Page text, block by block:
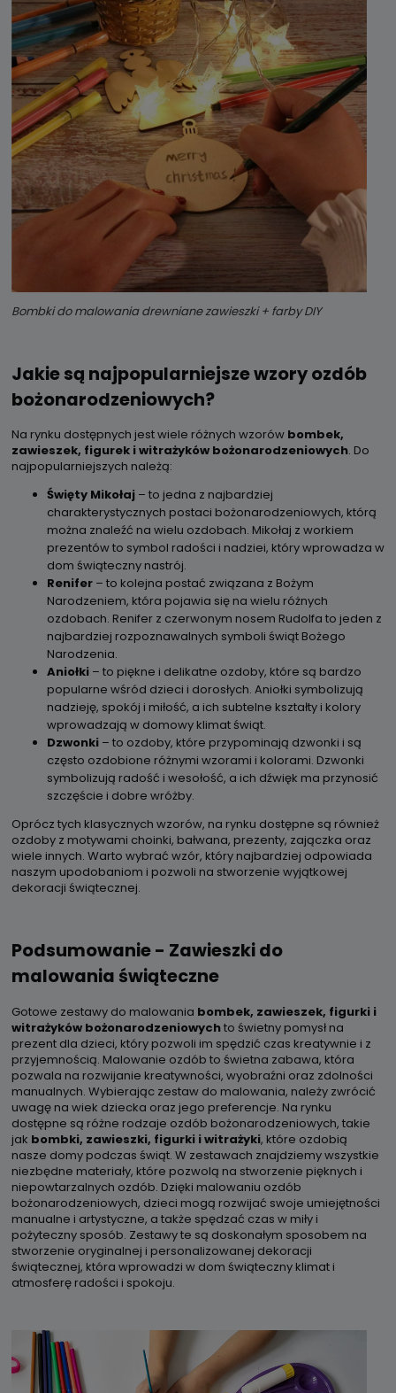
Bombki do malowania drewniane zawieszki + farby DIY
Jakie są najpopularniejsze wzory ozdób
bożonarodzeniowych?
Na rynku dostępnych jest wiele różnych wzorów bombek,
zawieszek, figurek i witrażyków bożonarodzeniowych. Do
najpopularniejszych należą:
Święty Mikołaj – to jedna z najbardziej
charakterystycznych postaci bożonarodzeniowych, którą
można znaleźć na wielu ozdobach. Mikołaj z workiem
prezentów to symbol radości i nadziei, który wprowadza w
dom świąteczny nastrój.
Renifer – to kolejna postać związana z Bożym
Narodzeniem, która pojawia się na wielu różnych
ozdobach. Renifer z czerwonym nosem Rudolfa to jeden z
najbardziej rozpoznawalnych symboli świąt Bożego
Narodzenia.
Aniołki – to piękne i delikatne ozdoby, które są bardzo
popularne wśród dzieci i dorosłych. Aniołki symbolizują
nadzieję, spokój i miłość, a ich subtelne kształty i kolory
wprowadzają w domowy klimat świąt.
Dzwonki – to ozdoby, które przypominają dzwonki i są
często ozdobione różnymi wzorami i kolorami. Dzwonki
symbolizują radość i wesołość, a ich dźwięk ma przynosić
szczęście i dobre wróżby.
Oprócz tych klasycznych wzorów, na rynku dostępne są również
ozdoby z motywami choinki, bałwana, prezenty, zajączka oraz
wiele innych. Warto wybrać wzór, który najbardziej odpowiada
naszym upodobaniom i pozwoli na stworzenie wyjątkowej
dekoracji świątecznej.
Podsumowanie - Zawieszki do
malowania świąteczne
Gotowe zestawy do malowania bombek, zawieszek, figurki i
witrażyków bożonarodzeniowychto świetny pomysł na
prezent dla dzieci, który pozwoli im spędzić czas kreatywnie i z
przyjemnością. Malowanie ozdób to świetna zabawa, która
pozwala na rozwijanie kreatywności, wyobraźni oraz zdolności
manualnych. Wybierając zestaw do malowania, należy zwrócić
uwagę na wiek dziecka oraz jego preferencje. Na rynku
dostępne są różne rodzaje ozdób bożonarodzeniowych, takie
jak bombki, zawieszki, figurki i witrażyki, które ozdobią
nasze domy podczas świąt. W zestawach znajdziemy wszystkie
niezbędne materiały, które pozwolą na stworzenie pięknych i
niepowtarzalnych ozdób. Dzięki malowaniu ozdób
bożonarodzeniowych, dzieci mogą rozwijać swoje umiejętności
manualne i artystyczne, a także spędzać czas w miły i
pożyteczny sposób. Zestawy te są doskonałym sposobem na
stworzenie oryginalnej i personalizowanej dekoracji
świątecznej, która wprowadzi w dom świąteczny klimat i
atmosferę radości i spokoju.